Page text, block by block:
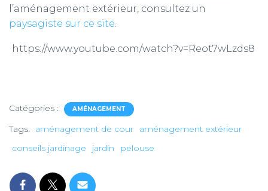
l’aménagement extérieur, consultez un
paysagiste sur ce site.
https://www.youtube.com/watch?v=Reot7wLzds8
Catégories : AMÉNAGEMENT
Tags: aménagement de cour
aménagement extérieur
conseils jardinage
jardin pelouse